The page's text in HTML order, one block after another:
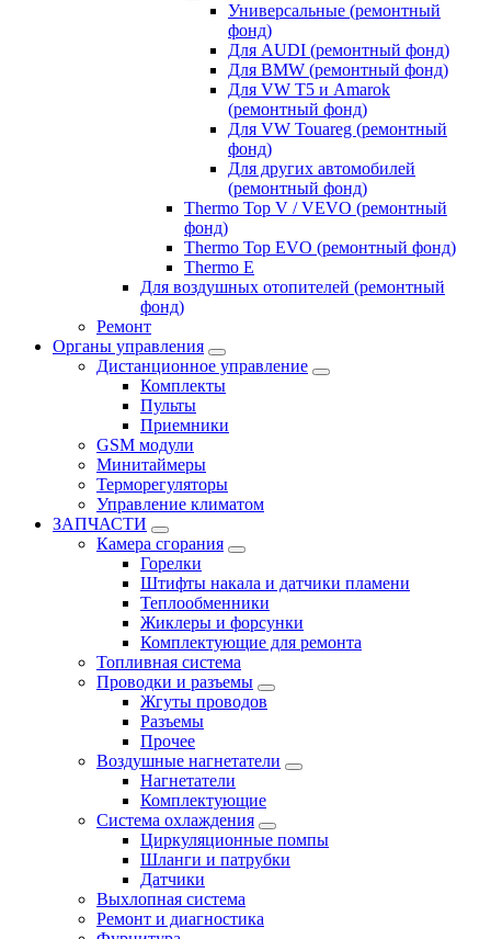
Универсальные (ремонтный
фонд)
Для AUDI (ремонтный фонд)
Для BMW (ремонтный фонд)
Для VW T5 и Amarok
(ремонтный фонд)
Для VW Touareg (ремонтный
фонд)
Для других автомобилей
(ремонтный фонд)
Thermo Top V / VEVO (ремонтный
фонд)
Thermo Top EVO (ремонтный фонд)
Thermo E
Для воздушных отопителей (ремонтный
фонд)
Ремонт
Органы управления
Дистанционное управление
Комплекты
Пульты
Приемники
GSM модули
Минитаймеры
Терморегуляторы
Управление климатом
ЗАПЧАСТИ
Камера сгорания
Горелки
Штифты накала и датчики пламени
Теплообменники
Жиклеры и форсунки
Комплектующие для ремонта
Топливная система
Проводки и разъемы
Жгуты проводов
Разъемы
Прочее
Воздушные нагнетатели
Нагнетатели
Комплектующие
Система охлаждения
Циркуляционные помпы
Шланги и патрубки
Датчики
Выхлопная система
Ремонт и диагностика